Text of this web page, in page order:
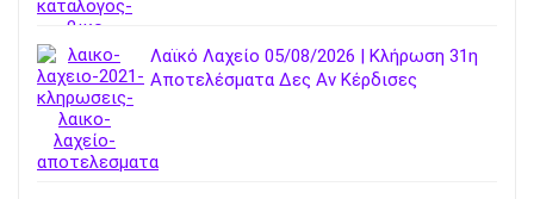
Λαϊκό Λαχείο 05/08/2026 | Κλήρωση 31η
Αποτελέσματα Δες Αν Κέρδισες